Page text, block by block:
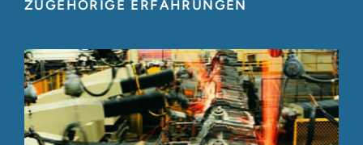
ZUGEHÖRIGE ERFAHRUNGEN